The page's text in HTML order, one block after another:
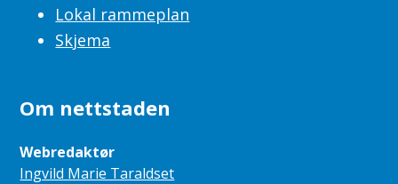
Lokal rammeplan
Skjema
Om nettstaden
Webredaktør
Ingvild Marie Taraldset